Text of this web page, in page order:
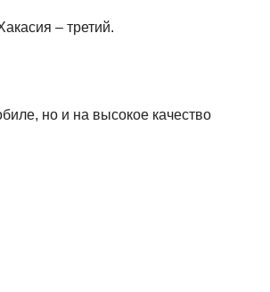
– третий.
но и на высокое качество